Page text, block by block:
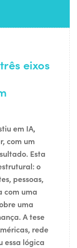
eixos
em IA,
com um
Esta
o
pessoas,
com uma
uma
A tese
rede
essa lógica